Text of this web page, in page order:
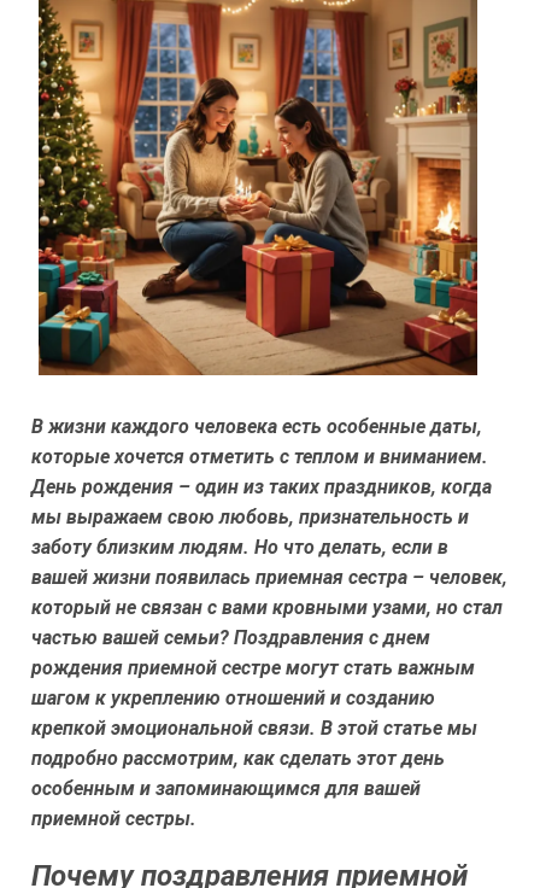
В жизни каждого человека есть особенные даты,
которые хочется отметить с теплом и вниманием.
День рождения – один из таких праздников, когда
мы выражаем свою любовь, признательность и
заботу близким людям. Но что делать, если в
вашей жизни появилась приемная сестра – человек,
который не связан с вами кровными узами, но стал
частью вашей семьи? Поздравления с днем
рождения приемной сестре могут стать важным
шагом к укреплению отношений и созданию
крепкой эмоциональной связи. В этой статье мы
подробно рассмотрим, как сделать этот день
особенным и запоминающимся для вашей
приемной сестры.
Почему поздравления приемной